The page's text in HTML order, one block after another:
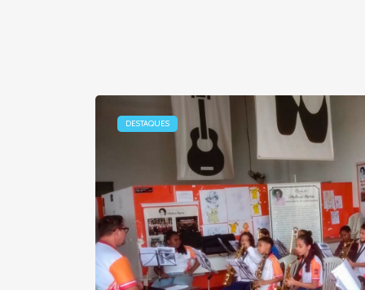
DESTAQUES